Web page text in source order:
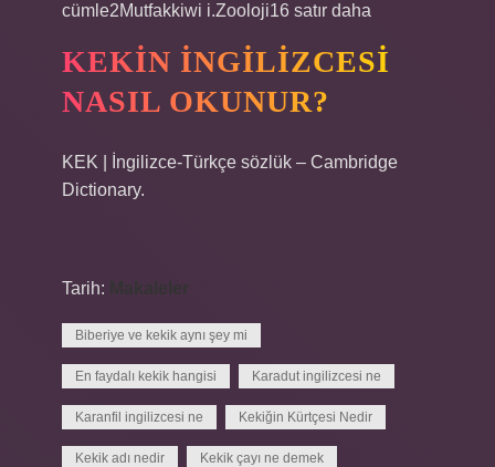
cümle2Mutfakkiwi i.Zooloji16 satır daha
KEKIN INGILIZCESI
NASIL OKUNUR?
KEK | İngilizce-Türkçe sözlük – Cambridge
Dictionary.
Tarih:
Biberiye ve kekik aynı şey mi
En faydalı kekik hangisi Karadut ingilizcesi ne
Karanfil ingilizcesi ne Kekiğin Kürtçesi Nedir
Kekik adı nedir Kekik çayı ne demek